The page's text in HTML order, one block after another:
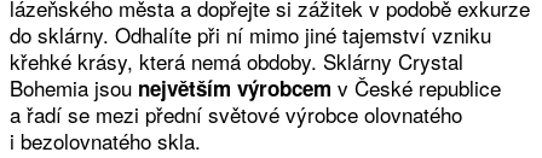
lázeňského města a dopřejte si zážitek v podobě exkurze
do sklárny. Odhalíte při ní mimo jiné tajemství vzniku
křehké krásy, která nemá obdoby. Sklárny Crystal
Bohemia jsou největším výrobcem v České republice
a řadí se mezi přední světové výrobce olovnatého
i bezolovnatého skla.